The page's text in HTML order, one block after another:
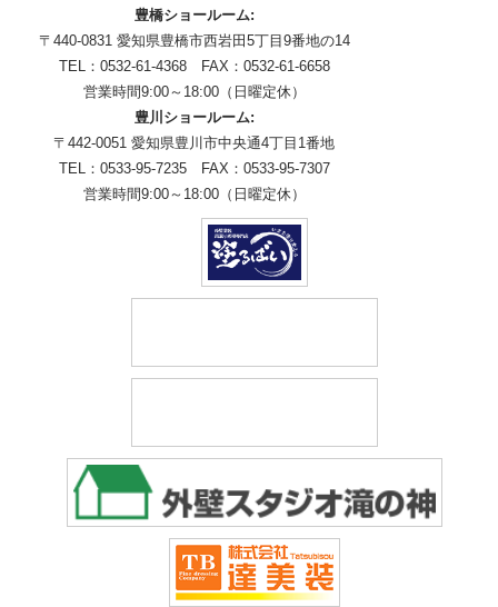
豊橋ショールーム:
〒440-0831 愛知県豊橋市西岩田5丁目9番地の14
TEL：0532-61-4368 FAX：0532-61-6658
営業時間9:00～18:00（日曜定休）
豊川ショールーム:
〒442-0051 愛知県豊川市中央通4丁目1番地
TEL：0533-95-7235 FAX：0533-95-7307
営業時間9:00～18:00（日曜定休）